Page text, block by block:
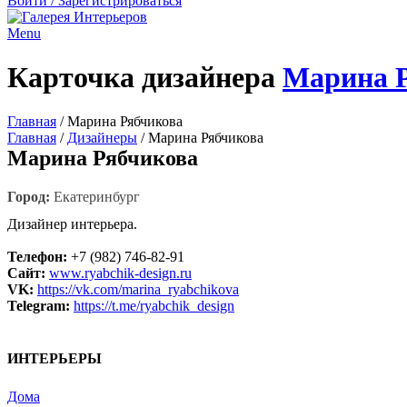
Menu
Карточка дизайнера Марина
Главная /Марина Рябчикова
Главная /Дизайнеры /Марина Рябчикова
Марина Рябчикова
Город: Екатеринбург
Дизайнер интерьера.
Телефон: +7 (982) 746-82-91
Сайт: www.ryabchik-design.ru
VK: https://vk.com/marina_ryabchikova
Telegram: https://t.me/ryabchik_design
ИНТЕРЬЕРЫ
Дома